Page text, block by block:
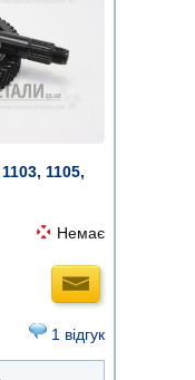
1105,
Немає
1 відгук